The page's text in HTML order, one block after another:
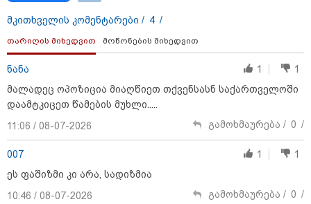
18:51 / 08-08-2026
მკითხველის კომენტარები / 4 /
თარიღის მიხედვით მოწონების მიხედვით
ნანა 1
1
მალადეც ოპოზიცია მიაღწიეთ თქვენსასნ საქართველოში
დაამტკიცეთ წამების მუხლი.....
11:06 / 08-07-2026
გამოხმაურება / 0 /
007 1
1
ეს ფაშიზმი კი არა, სადიზმია
10:46 / 08-07-2026
გამოხმაურება / 0 /